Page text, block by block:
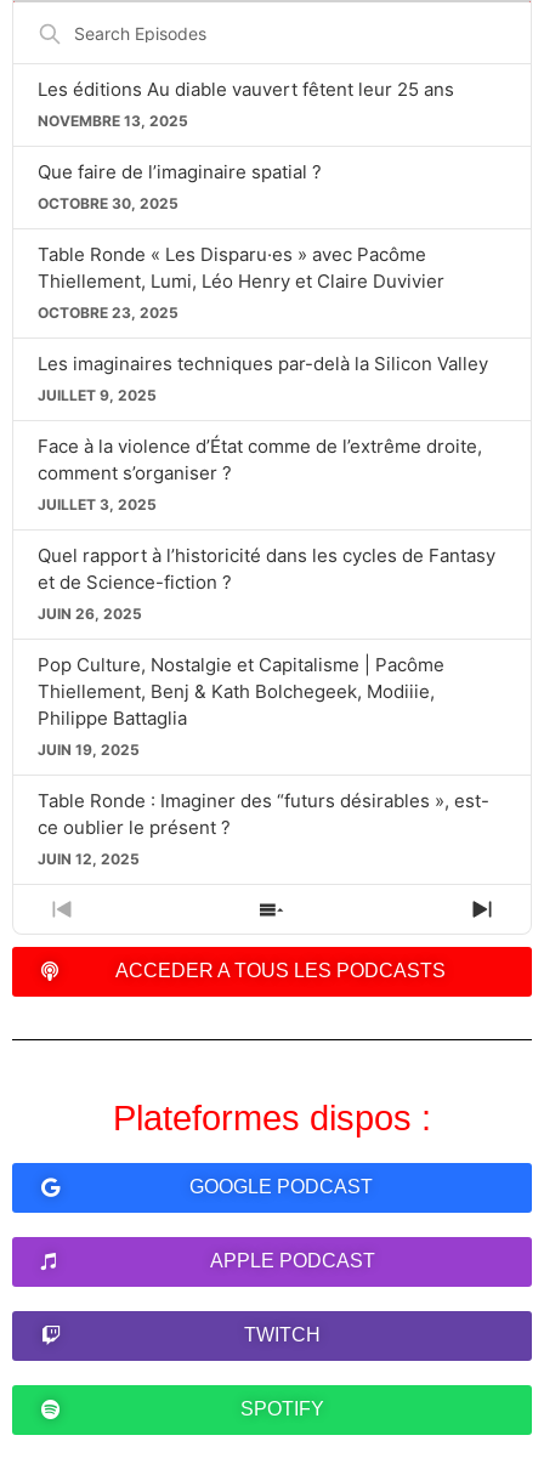
Search
Episodes
Les éditions Au diable vauvert fêtent leur 25 ans
NOVEMBRE 13, 2025
Que faire de l’imaginaire spatial ?
OCTOBRE 30, 2025
Table Ronde « Les Disparu·es » avec Pacôme
Thiellement, Lumi, Léo Henry et Claire Duvivier
OCTOBRE 23, 2025
Les imaginaires techniques par-delà la Silicon Valley
JUILLET 9, 2025
Face à la violence d’État comme de l’extrême droite,
comment s’organiser ?
JUILLET 3, 2025
Quel rapport à l’historicité dans les cycles de Fantasy
et de Science-fiction ?
JUIN 26, 2025
Pop Culture, Nostalgie et Capitalisme | Pacôme
Thiellement, Benj & Kath Bolchegeek, Modiiie,
Philippe Battaglia
JUIN 19, 2025
Table Ronde : Imaginer des “futurs désirables », est-
ce oublier le présent ?
JUIN 12, 2025
PREVIOUS
EPISODE
SHOW
EPISODES
LIST
NEXT
ACCEDER A TOUS LES PODCASTS
Plateformes dispos :
GOOGLE PODCAST
APPLE PODCAST
TWITCH
SPOTIFY